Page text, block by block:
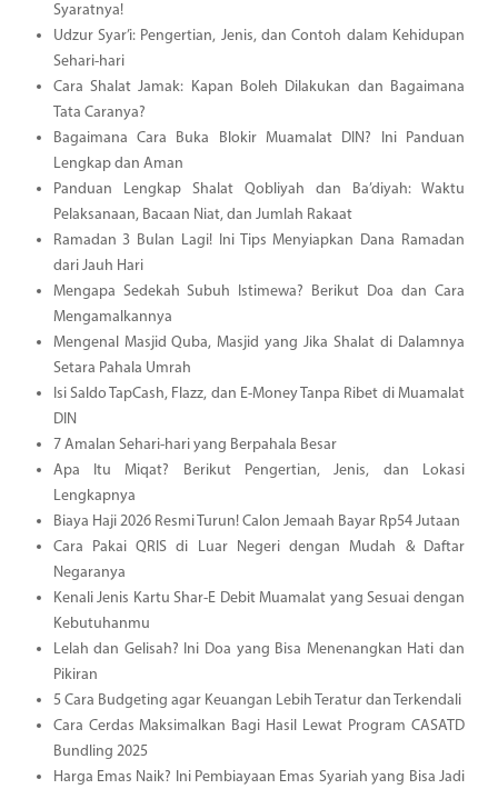
Syaratnya!
Udzur Syar’i: Pengertian, Jenis, dan Contoh dalam Kehidupan
Sehari-hari
Cara Shalat Jamak: Kapan Boleh Dilakukan dan Bagaimana
Tata Caranya?
Bagaimana Cara Buka Blokir Muamalat DIN? Ini Panduan
Lengkap dan Aman
Panduan Lengkap Shalat Qobliyah dan Ba’diyah: Waktu
Pelaksanaan, Bacaan Niat, dan Jumlah Rakaat
Ramadan 3 Bulan Lagi! Ini Tips Menyiapkan Dana Ramadan
dari Jauh Hari
Mengapa Sedekah Subuh Istimewa? Berikut Doa dan Cara
Mengamalkannya
Mengenal Masjid Quba, Masjid yang Jika Shalat di Dalamnya
Setara Pahala Umrah
Isi Saldo TapCash, Flazz, dan E-Money Tanpa Ribet di Muamalat
DIN
7 Amalan Sehari-hari yang Berpahala Besar
Apa Itu Miqat? Berikut Pengertian, Jenis, dan Lokasi
Lengkapnya
Biaya Haji 2026 Resmi Turun! Calon Jemaah Bayar Rp54 Jutaan
Cara Pakai QRIS di Luar Negeri dengan Mudah & Daftar
Negaranya
Kenali Jenis Kartu Shar-E Debit Muamalat yang Sesuai dengan
Kebutuhanmu
Lelah dan Gelisah? Ini Doa yang Bisa Menenangkan Hati dan
Pikiran
5 Cara Budgeting agar Keuangan Lebih Teratur dan Terkendali
Cara Cerdas Maksimalkan Bagi Hasil Lewat Program CASATD
Bundling 2025
Harga Emas Naik? Ini Pembiayaan Emas Syariah yang Bisa Jadi